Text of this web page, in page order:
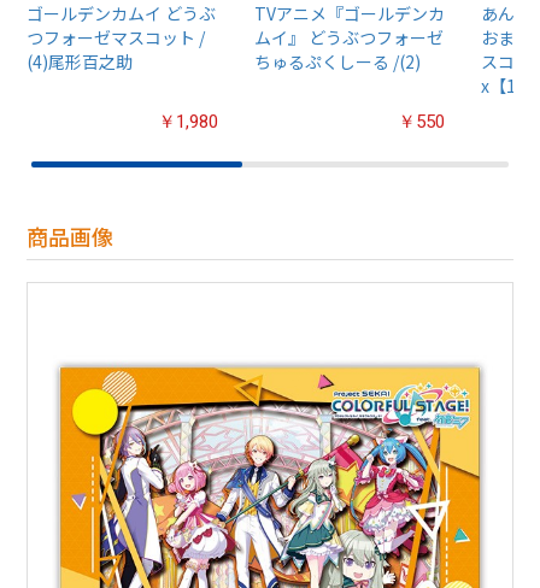
ゴールデンカムイ どうぶ
つフォーゼマスコット /
(4)尾形百之助
￥1,980
TVアニメ『ゴールデンカ
ムイ』 どうぶつフォーゼ
ちゅるぷくしーる /(2)
￥550
あんさ
おまん
スコッ
x【
商品画像